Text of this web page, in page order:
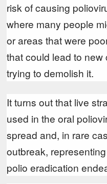
risk of causing
where many people
or areas that were
that could lead to
trying to demolish it.
It turns out that live
used in the oral
spread and, in rare
outbreak,
polio eradication